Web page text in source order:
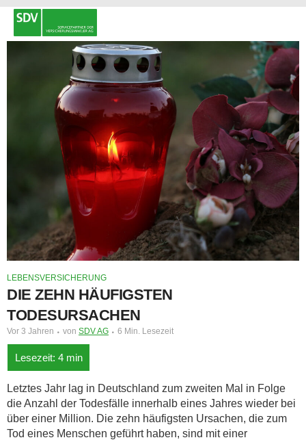
LEBENSVERSICHERUNG
DIE ZEHN HÄUFIGSTEN
TODESURSACHEN
Vor 3 Jahren von SDV AG 6 Min. Lesezeit
Letztes Jahr lag in Deutschland zum zweiten Mal in Folge
die Anzahl der Todesfälle innerhalb eines Jahres wieder bei
über einer Million. Die zehn häufigsten Ursachen, die zum
Tod eines Menschen geführt haben, sind mit einer